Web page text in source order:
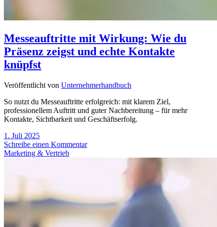
Messeauftritte mit Wirkung: Wie du
Präsenz zeigst und echte Kontakte
knüpfst
Veröffentlicht von Unternehmerhandbuch
So nutzt du Messeauftritte erfolgreich: mit klarem Ziel,
professionellem Auftritt und guter Nachbereitung – für mehr
Kontakte, Sichtbarkeit und Geschäftserfolg.
1. Juli 2025
Schreibe einen Kommentar
Marketing & Vertrieb